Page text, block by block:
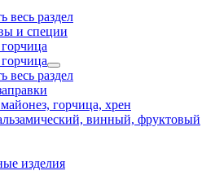
весь раздел
и специи
весь раздел
горчица, хрен
винный, фруктовый
изделия